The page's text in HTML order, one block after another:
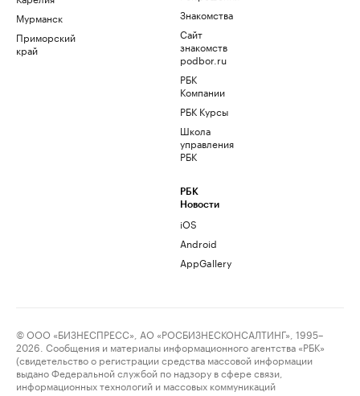
Мурманск
Приморский
край
Знакомства
Сайт
знакомств
podbor.ru
РБК
Компании
РБК Курсы
Школа
управления
РБК
РБК
Новости
iOS
Android
AppGallery
© ООО «БИЗНЕСПРЕСС», АО «РОСБИЗНЕСКОНСАЛТИНГ», 1995–
2026. Сообщения и материалы информационного агентства «РБК»
(свидетельство о регистрации средства массовой информации
выдано Федеральной службой по надзору в сфере связи,
информационных технологий и массовых коммуникаций